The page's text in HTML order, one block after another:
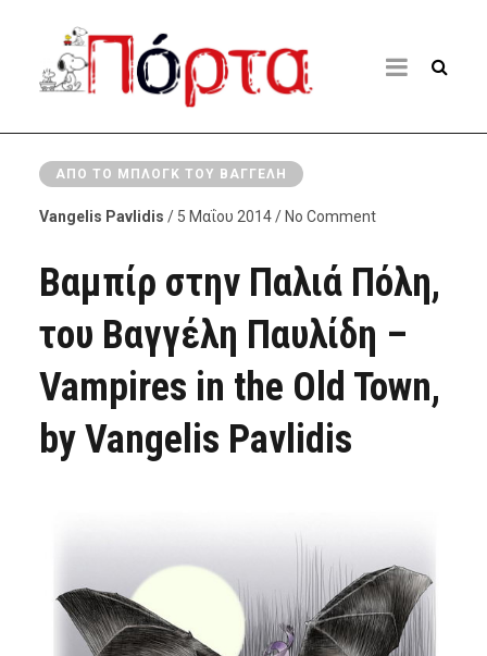
ΑΠΌ ΤΟ ΜΠΛΟΓΚ ΤΟΥ ΒΑΓΓΈΛΗ
Vangelis Pavlidis / 5 Μαΐου 2014 / No Comment
Βαμπίρ στην Παλιά Πόλη,
του Βαγγέλη Παυλίδη –
Vampires in the Old Town,
by Vangelis Pavlidis